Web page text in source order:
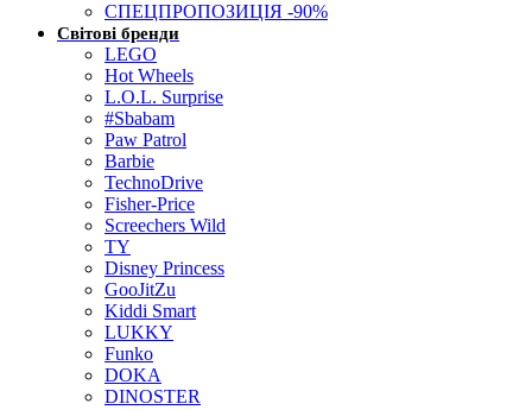
СПЕЦПРОПОЗИЦІЯ -90%
Світові бренди
LEGO
Hot Wheels
L.O.L. Surprise
#Sbabam
Paw Patrol
Barbie
TechnoDrive
Fisher-Price
Screechers Wild
TY
Disney Princess
GooJitZu
Kiddi Smart
LUKKY
Funko
DOKA
DINOSTER